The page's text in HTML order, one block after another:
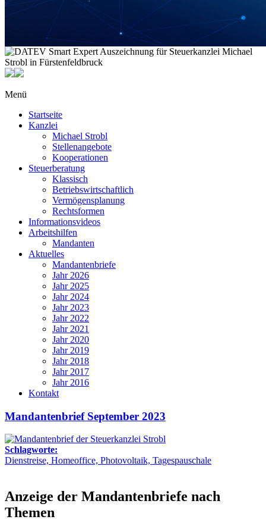
Menü
Startseite
Kanzlei
Michael Strobl
Stellenangebote
Kooperationen
Steuerberatung
Klassisch
Betriebswirtschaftlich
Vermögensplanung
Rechtsformen
Informationsvideos
Arbeitshilfen
Mandanten
Aktuelles
Mandantenbriefe
Jahr 2026
Jahr 2025
Jahr 2024
Jahr 2023
Jahr 2022
Jahr 2021
Jahr 2020
Jahr 2019
Jahr 2018
Jahr 2017
Jahr 2016
Kontakt
Mandantenbrief September 2023
Schlagworte:
Dienstreise, Homeoffice, Photovoltaik, Tagespauschale
Anzeige der Mandantenbriefe nach
Themen